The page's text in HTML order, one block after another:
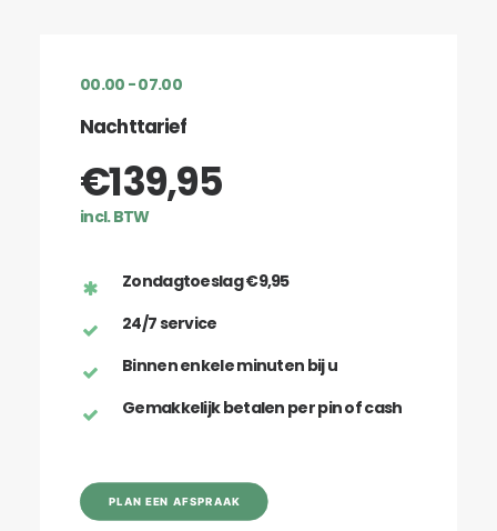
00.00 - 07.00
Nachttarief
€139,95
incl. BTW
Zondagtoeslag €9,95
24/7 service
Binnen enkele minuten bij u
Gemakkelijk betalen per pin of cash
PLAN EEN AFSPRAAK